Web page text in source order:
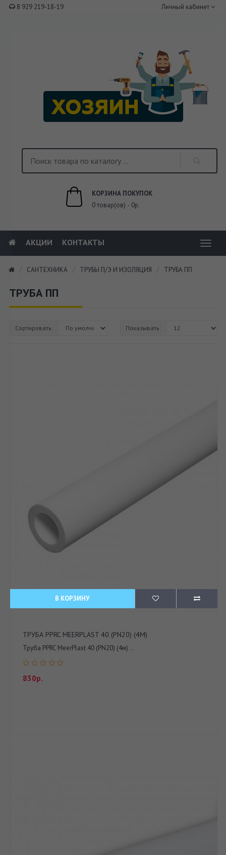
8 929 219-18-19 Личный кабинет
КОРЗИНА ПОКУПОК
0 товар(ов) - 0р.
АКЦИИ КОНТАКТЫ
САНТЕХНИКА ТРУБЫ П/Э И ИЗОЛЯЦИЯ ТРУБА ПП
ТРУБА ПП
Сортировать: Показывать:
В КОРЗИНУ
ТРУБА PPRC MEERPLAST 40 (PN20) (4М)
Труба PPRC MeerPlast 40 (PN20) (4м) ..
830р.